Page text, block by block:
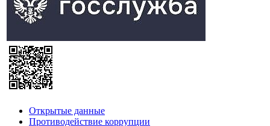
Открытые данные
Противодействие коррупции